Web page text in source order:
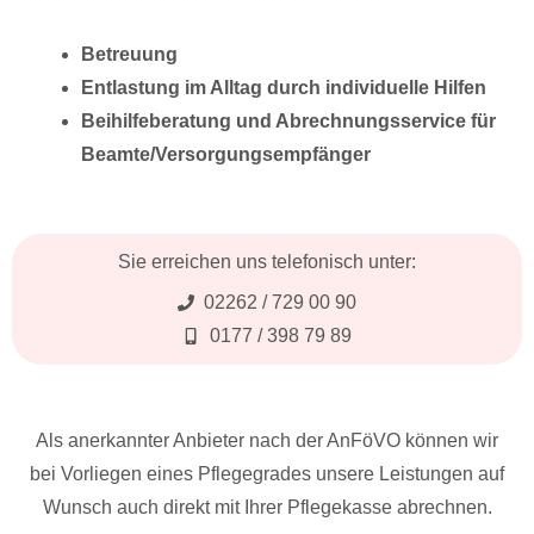
Betreuung
Entlastung im Alltag durch individuelle Hilfen
Beihilfeberatung und Abrechnungsservice für
Beamte/Versorgungsempfänger
Sie erreichen uns telefonisch unter:
02262 / 729 00 90
0177 / 398 79 89
Als anerkannter Anbieter nach der AnFöVO können wir
bei Vorliegen eines Pflegegrades unsere Leistungen auf
Wunsch auch direkt mit Ihrer Pflegekasse abrechnen.